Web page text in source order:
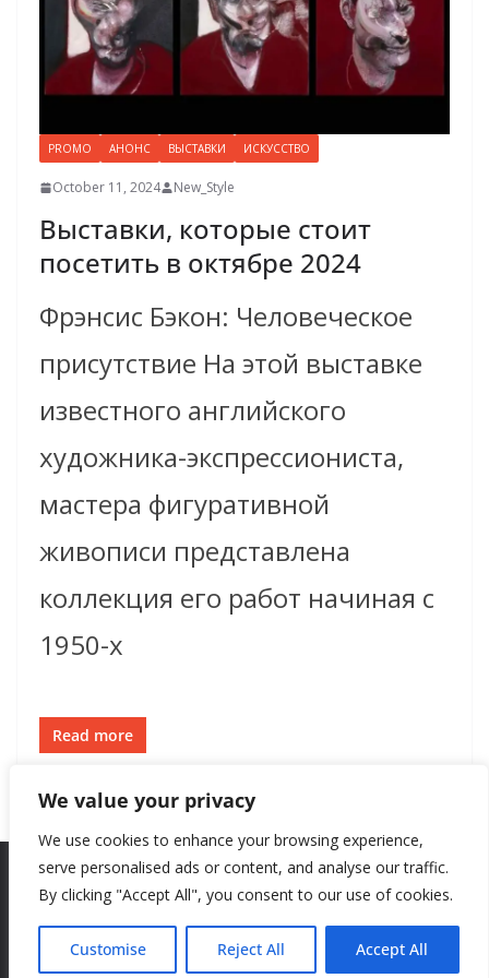
We value your privacy
We use cookies to enhance your browsing experience,
serve personalised ads or content, and analyse our traffic.
By clicking "Accept All", you consent to our use of cookies.
Customise Reject All Accept All
PROMO АНОНС ВЫСТАВКИ ИСКУССТВО
October 11, 2024 New_Style
Выставки, которые стоит
посетить в октябре 2024
Фрэнсис Бэкон: Человеческое
присутствие На этой выставке
известного английского
художника-экспрессиониста,
мастера фигуративной
живописи представлена
коллекция его работ начиная с
1950-х
Read more
Theme:ColorMag by ThemeGrill. Powered byWordPress